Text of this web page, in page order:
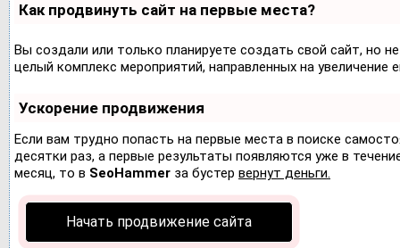
Как продвинуть сайт на первые места?
Вы создали или только планируете создать свой сайт, но
целый комплекс мероприятий, направленных на
Ускорение продвижения
Если вам трудно попасть на первые места в поиске
десятки раз, а первые результаты появляются уже в
месяц, то в SeoHammer за бустер вернут деньги.
Начать продвижение сайта